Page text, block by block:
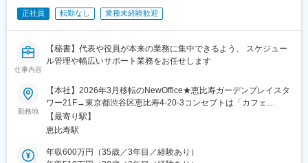
正社員 転勤なし 業種未経験歓迎
仕事内容
【秘書】代表や役員が本来の業務に集中できるよう、 スケジュー
ル管理や幅広いサポート業務をお任せします
勤務地
【本社】2026年3月移転のNewOffice★恵比寿ガーデンプレイスタ
ワー21F→東京都渋谷区恵比寿4-20-3コンセプトは「カフェ
風」。キレイで清潔感のあるオフィス環境で、居心地の良さはバ
ツグン！夜はバーカウンターとして利用する社員もいたり、窓際
のオフィスは、是非ご来社いただいて体感してください！≪
【最寄り駅】
恵比寿駅
年収600万円（35歳／3年目／経験あり）